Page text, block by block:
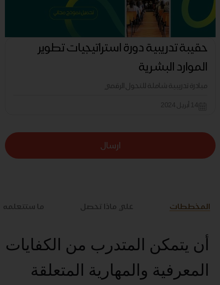
حقيبة تدريبية دورة استراتيجيات تطوير
الموارد البشرية
مبادرة تدريبية شاملة للتحول الرقمي
14 أبريل 2024
ارسال
المخططات علي ماذا تحصل ما ستتعلمه
أن يتمكن المتدرب من الكفايات
المعرفية والمهارية المتعلقة